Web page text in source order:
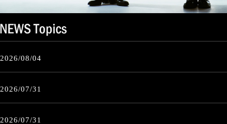
2026/08/04
2026/07/31
2026/07/31